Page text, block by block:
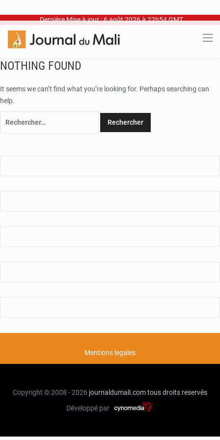
Dernière Mise à jour : 6 août 2026 à 22h54 GMT
NOTHING FOUND
It seems we can’t find what you’re looking for. Perhaps searching can
help.
Mentions legales
Copyright © 2008 - 2026 journaldumali.comtous droits reservés
Développé par